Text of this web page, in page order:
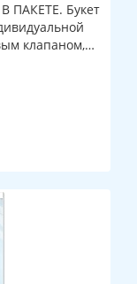
ПАКЕТЕ. Букет
клапаном,